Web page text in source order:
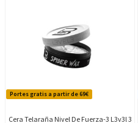
Portes gratis a partir de 69€
Cera Telaraña Nivel De Fuerza-3 L3v3l 3